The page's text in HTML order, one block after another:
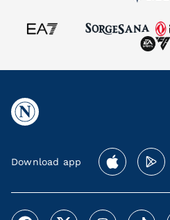
Download app